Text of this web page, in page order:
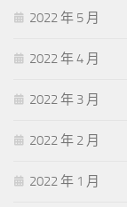
2022 年 5 月
2022 年 4 月
2022 年 3 月
2022 年 2 月
2022 年 1 月